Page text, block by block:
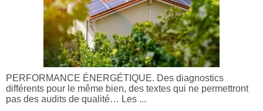
PERFORMANCE ÉNERGÉTIQUE. Des diagnostics
différents pour le même bien, des textes qui ne permettront
pas des audits de qualité… Les ...